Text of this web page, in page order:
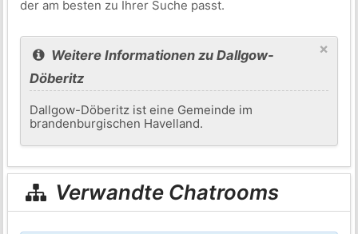
der am besten zu Ihrer Suche passt.
×
Weitere Informationen zu Dallgow-
Döberitz
Dallgow-Döberitz ist eine Gemeinde im
brandenburgischen Havelland.
Verwandte Chatrooms